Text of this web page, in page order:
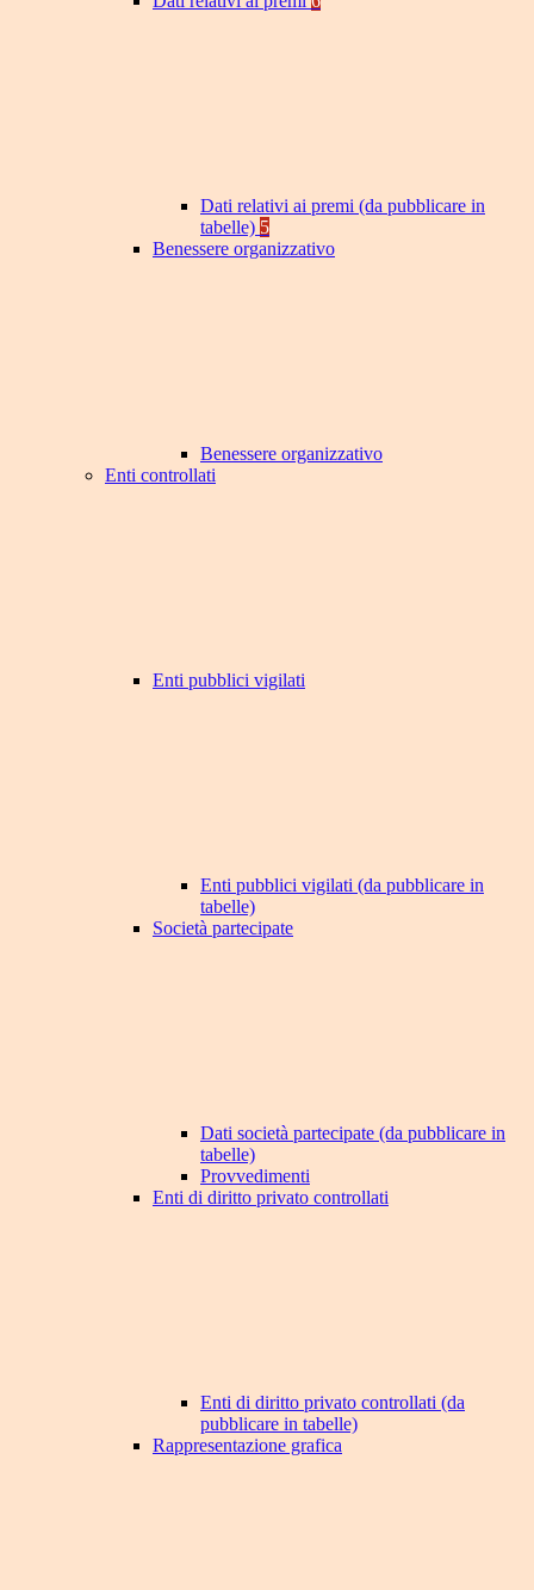
Dati relativi ai premi (da pubblicare in
tabelle) 5
Benessere organizzativo
Benessere organizzativo
Enti controllati
Enti pubblici vigilati
Enti pubblici vigilati (da pubblicare in
tabelle)
Società partecipate
Dati società partecipate (da pubblicare in
tabelle)
Provvedimenti
Enti di diritto privato controllati
Enti di diritto privato controllati (da
pubblicare in tabelle)
Rappresentazione grafica